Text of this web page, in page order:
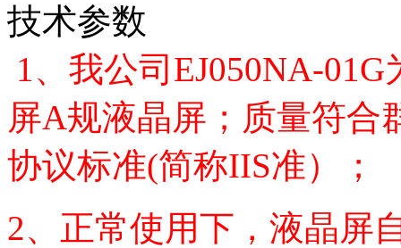
技术参数
1、我公司EJ050NA-
屏A规液晶屏；质量符合
协议标准(简称IIS准）；
2、正常使用下，液晶屏